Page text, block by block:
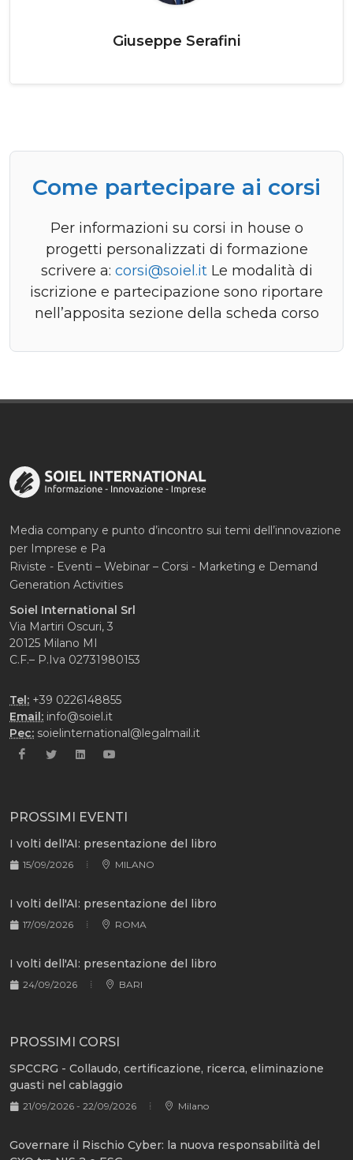
Giuseppe Serafini
Come partecipare ai corsi
Per informazioni su corsi in house o
progetti personalizzati di formazione
scrivere a: corsi@soiel.itLe modalità di
iscrizione e partecipazione sono riportare
nell’apposita sezione della scheda corso
Media company e punto d’incontro sui temi dell’innovazione
per Imprese e Pa
Riviste - Eventi – Webinar – Corsi - Marketing e Demand
Generation Activities
Soiel International Srl
Via Martiri Oscuri, 3
20125 Milano MI
C.F.– P.Iva 02731980153
Tel: +39 0226148855
Email: info@soiel.it
Pec: soielinternational@legalmail.it
PROSSIMI EVENTI
I volti dell'AI: presentazione del libro
15/09/2026 MILANO
I volti dell'AI: presentazione del libro
17/09/2026 ROMA
I volti dell'AI: presentazione del libro
24/09/2026 BARI
PROSSIMI CORSI
SPCCRG - Collaudo, certificazione, ricerca, eliminazione
guasti nel cablaggio
21/09/2026 - 22/09/2026 Milano
Governare il Rischio Cyber: la nuova responsabilità del